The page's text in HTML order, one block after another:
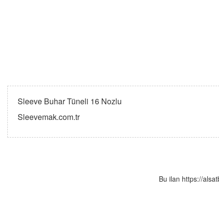
Sleeve Buhar Tüneli 16 Nozlu
Sleevemak.com.tr
Bu ilan https://